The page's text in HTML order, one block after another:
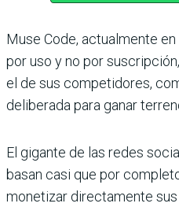
Muse Code, actualmente
por uso y no por
el de sus competidores,
deliberada para ganar
El gigante de las redes
basan casi que por
monetizar directamente